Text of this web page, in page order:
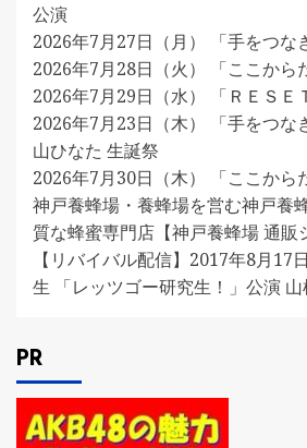
公演
2026年7月27日（月） 「手をつな
2026年7月28日（火） 「ここから
2026年7月29日（水） 「ＲＥＳＥ
2026年7月23日（木） 「手をつな
山ひなた 生誕祭
2026年7月30日（木） 「ここから
神戸養蜂場・養蜂場を営む神戸養
質な蜂蜜専門店【神戸養蜂場 通販
【リバイバル配信】2017年8月17
生 「レッツゴー研究生！」公演
PR